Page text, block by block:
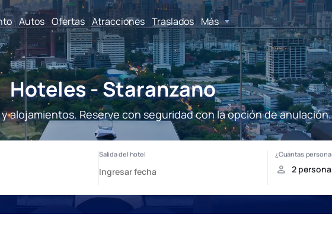
Autos Ofertas Atracciones Traslados Más
Hoteles - Staranzano
alojamientos. Reserve con seguridad con la opción de anulación.